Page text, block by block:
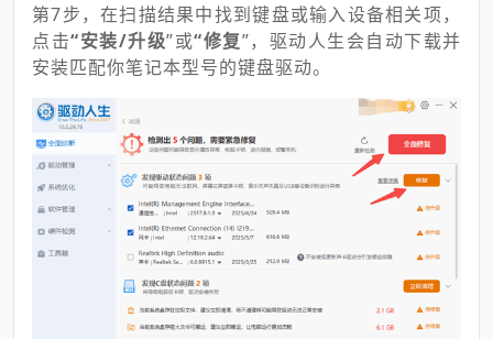
第7步，在扫描结果中找到键盘或输入设备相关项，
点击“安装/升级”或“修复”，驱动人生会自动下载并
安装匹配你笔记本型号的键盘驱动。